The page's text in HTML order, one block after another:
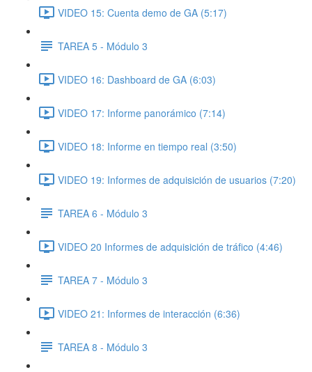
VIDEO 15: Cuenta demo de GA (5:17)
TAREA 5 - Módulo 3
VIDEO 16: Dashboard de GA (6:03)
VIDEO 17: Informe panorámico (7:14)
VIDEO 18: Informe en tiempo real (3:50)
VIDEO 19: Informes de adquisición de usuarios (7:20)
TAREA 6 - Módulo 3
VIDEO 20 Informes de adquisición de tráfico (4:46)
TAREA 7 - Módulo 3
VIDEO 21: Informes de interacción (6:36)
TAREA 8 - Módulo 3